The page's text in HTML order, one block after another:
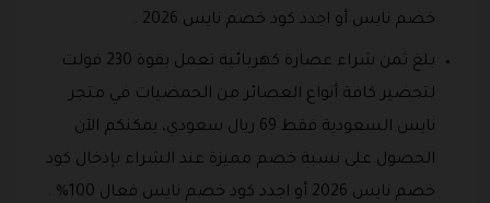
خصم نايس أو اجدد كود خصم نايس 2026 .
بلغ ثمن شراء عصارة كهربائية تعمل بقوة 230 فولت
لتحضير كافة أنواع العصائر من الحمضيات في متجر
نايس السعودية فقط 69 ريال سعودي، يمكنكم الآن
الحصول على نسبة خصم مميزة عند الشراء بإدخال كود
خصم نايس 2026 أو اجدد كود خصم نايس فعال 100% .